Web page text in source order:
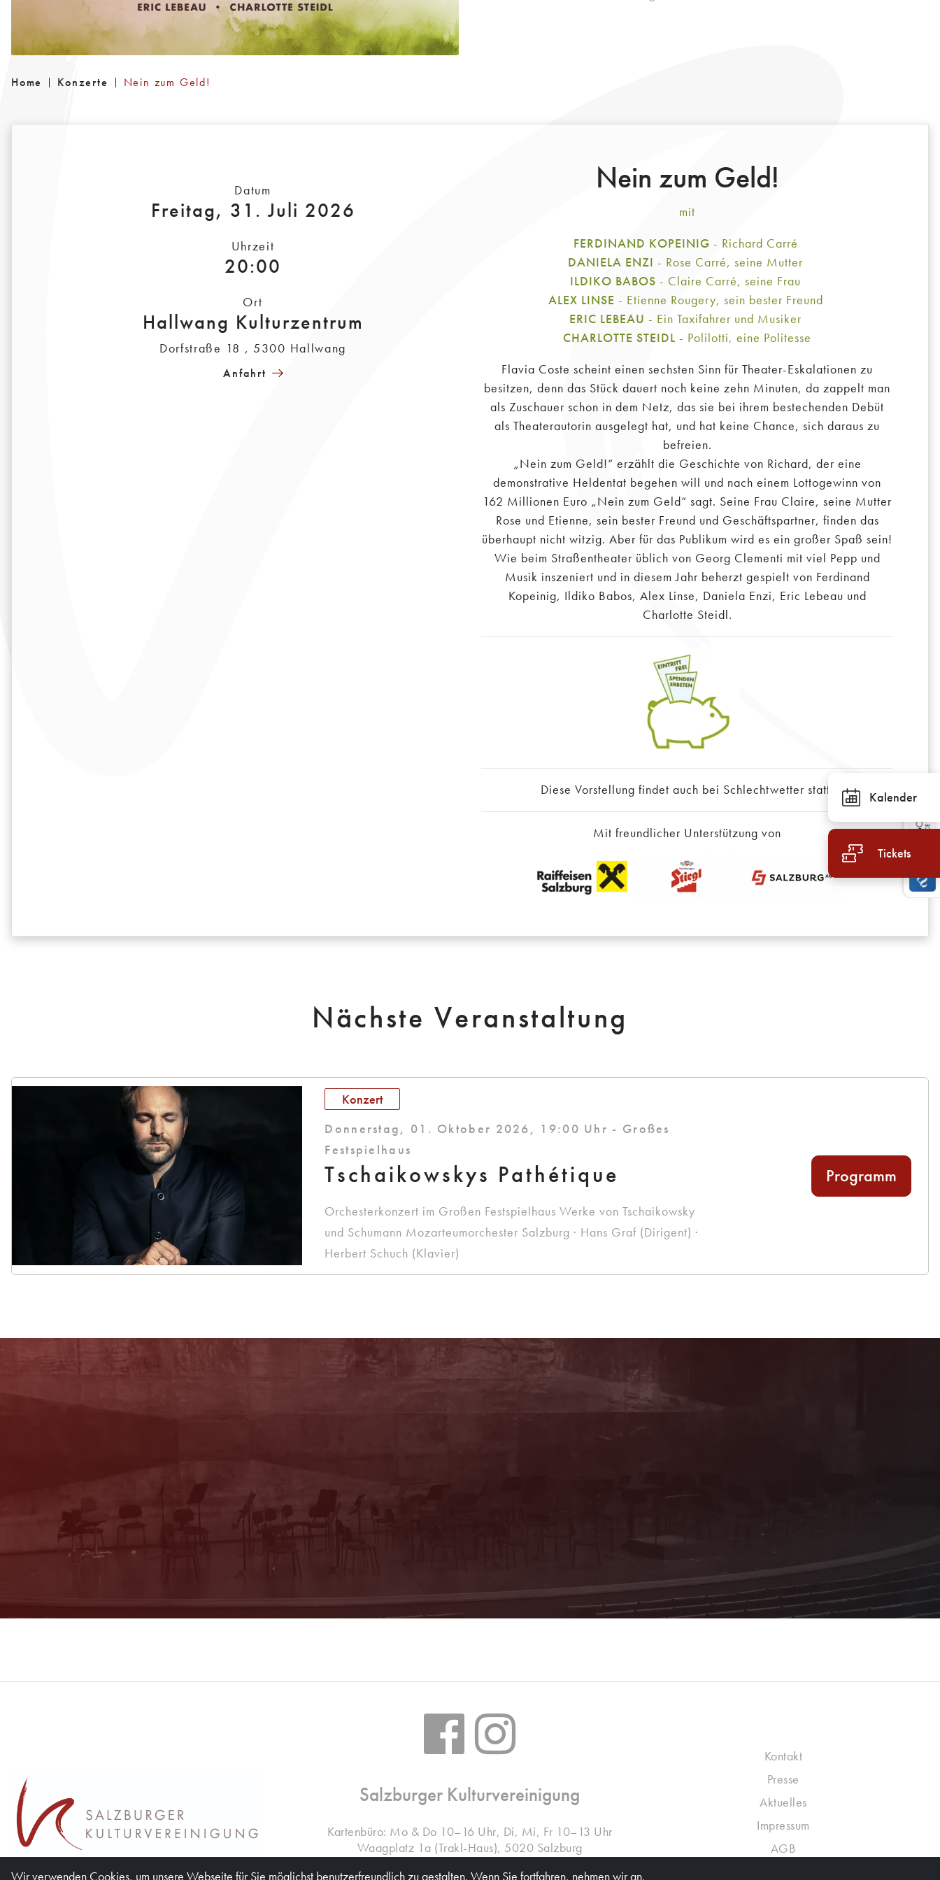
Home Konzerte Nein zum Geld!
Datum
Freitag, 31. Juli 2026
Uhrzeit
20:00
Ort
Hallwang Kulturzentrum
Dorfstraße 18 , 5300 Hallwang
Anfahrt
Nein zum Geld!
mit
FERDINAND KOPEINIG - Richard Carré
DANIELA ENZI - Rose Carré, seine Mutter
ILDIKO BABOS - Claire Carré, seine Frau
ALEX LINSE - Etienne Rougery, sein bester Freund
ERIC LEBEAU - Ein Taxifahrer und Musiker
CHARLOTTE STEIDL - Polilotti, eine Politesse
Flavia Coste scheint einen sechsten Sinn für Theater-Eskalationen zu
besitzen, denn das Stück dauert noch keine zehn Minuten, da zappelt man
als Zuschauer schon in dem Netz, das sie bei ihrem bestechenden Debüt
als Theaterautorin ausgelegt hat, und hat keine Chance, sich daraus zu
befreien.
„Nein zum Geld!“ erzählt die Geschichte von Richard, der eine
demonstrative Heldentat begehen will und nach einem Lottogewinn von
162 Millionen Euro „Nein zum Geld“ sagt. Seine Frau Claire, seine Mutter
Rose und Etienne, sein bester Freund und Geschäftspartner, finden das
überhaupt nicht witzig. Aber für das Publikum wird es ein großer Spaß sein!
Wie beim Straßentheater üblich von Georg Clementi mit viel Pepp und
Musik inszeniert und in diesem Jahr beherzt gespielt von Ferdinand
Kopeinig, Ildiko Babos, Alex Linse, Daniela Enzi, Eric Lebeau und
Charlotte Steidl.
Diese Vorstellung findet auch bei Schlechtwetter statt!
Mit freundlicher Unterstützung von
Nächste Veranstaltung
Konzert
Donnerstag, 01. Oktober 2026, 19:00 Uhr - Großes
Festspielhaus
Tschaikowskys Pathétique
Orchesterkonzert im Großen Festspielhaus Werke von Tschaikowsky
und Schumann Mozarteumorchester Salzburg · Hans Graf (Dirigent) ·
Herbert Schuch (Klavier)
Programm
Kalender
Tickets
Newsletter
Salzburger Kulturvereinigung
Kartenbüro: Mo & Do 10–16 Uhr, Di, Mi, Fr 10–13 Uhr
Waagplatz 1a (Trakl-Haus), 5020 Salzburg
Kontakt
Presse
Aktuelles
Impressum
AGB
Wir verwenden Cookies, um unsere Webseite für Sie möglichst benutzerfreundlich zu gestalten. Wenn Sie fortfahren, nehmen wir an,